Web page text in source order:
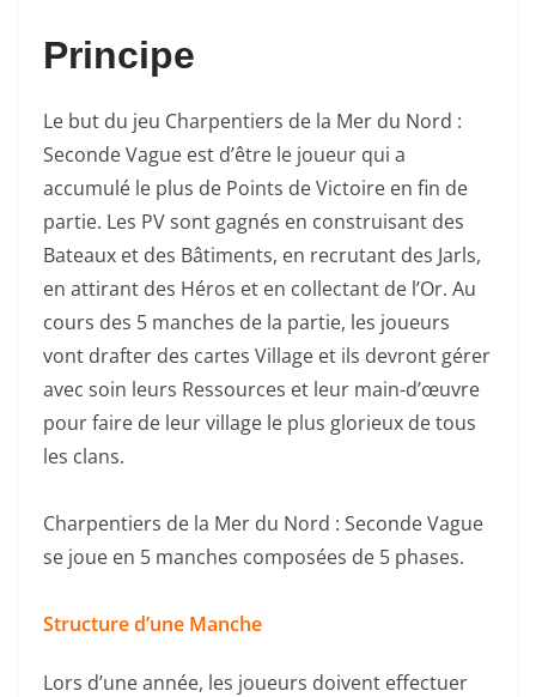
Principe
Le but du jeu Charpentiers de la Mer du Nord :
Seconde Vague est d’être le joueur qui a
accumulé le plus de Points de Victoire en fin de
partie. Les PV sont gagnés en construisant des
Bateaux et des Bâtiments, en recrutant des Jarls,
en attirant des Héros et en collectant de l’Or. Au
cours des 5 manches de la partie, les joueurs
vont drafter des cartes Village et ils devront gérer
avec soin leurs Ressources et leur main-d’œuvre
pour faire de leur village le plus glorieux de tous
les clans.
Charpentiers de la Mer du Nord : Seconde Vague
se joue en 5 manches composées de 5 phases.
Structure d’une Manche
Lors d’une année, les joueurs doivent effectuer